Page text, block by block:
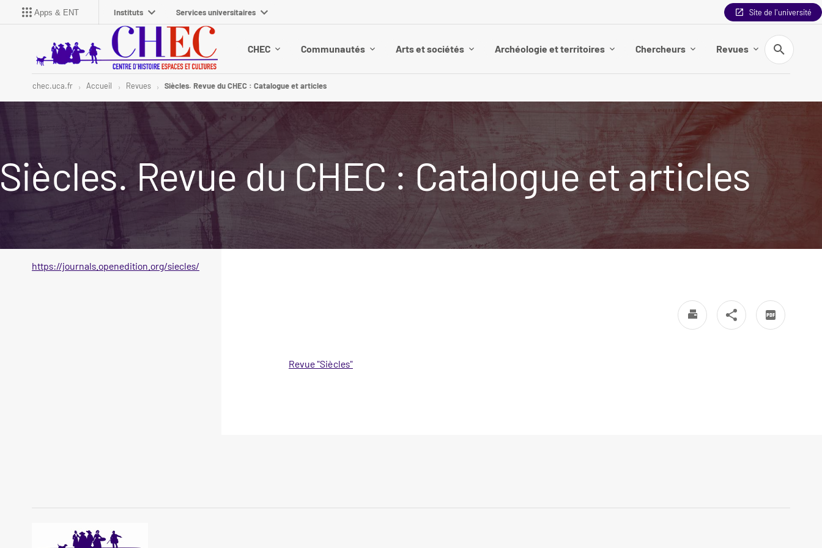
Apps & ENT Instituts Services universitaires Site de l'université
CHEC Communautés Arts et sociétés Archéologie et territoires Chercheurs Revues
Recherche
chec.uca.fr Accueil Revues Siècles. Revue du CHEC : Catalogue et articles
Siècles. Revue du CHEC : Catalogue et articles
Revue "Siècles"
https://journals.openedition.org/siecles/